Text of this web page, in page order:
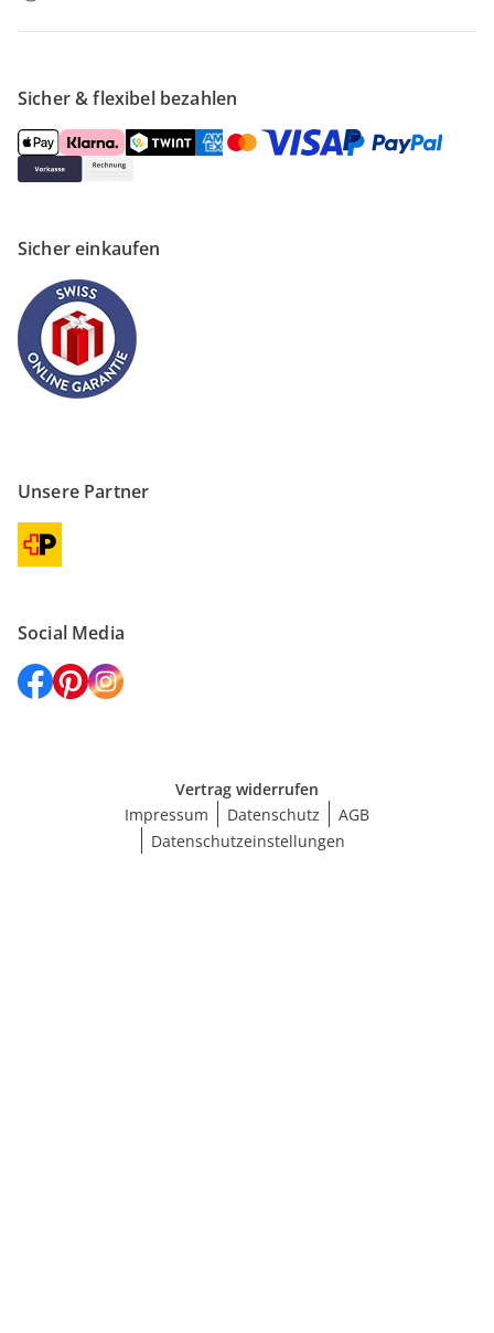
Sicher & flexibel bezahlen
Sicher einkaufen
Unsere Partner
Social Media
Vertrag widerrufen
Impressum
Datenschutz
AGB
Datenschutzeinstellungen